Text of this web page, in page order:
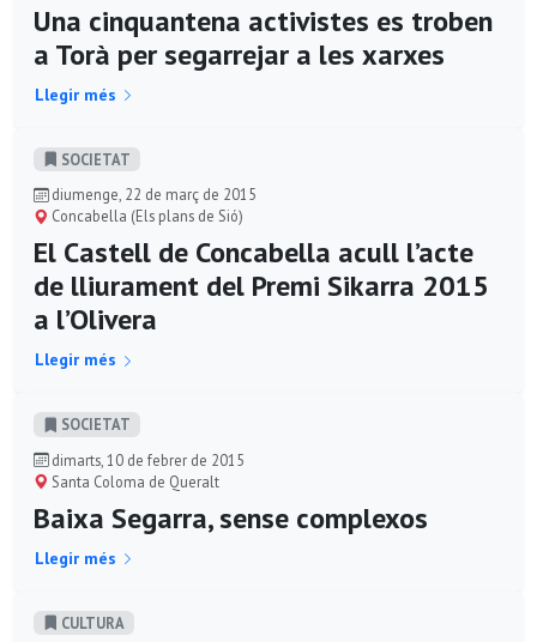
Una cinquantena activistes es troben
a Torà per segarrejar a les xarxes
Llegir més
SOCIETAT
diumenge, 22 de març de 2015
Concabella (Els plans de Sió)
El Castell de Concabella acull l’acte
de lliurament del Premi Sikarra 2015
a l’Olivera
Llegir més
SOCIETAT
dimarts, 10 de febrer de 2015
Santa Coloma de Queralt
Baixa Segarra, sense complexos
Llegir més
CULTURA